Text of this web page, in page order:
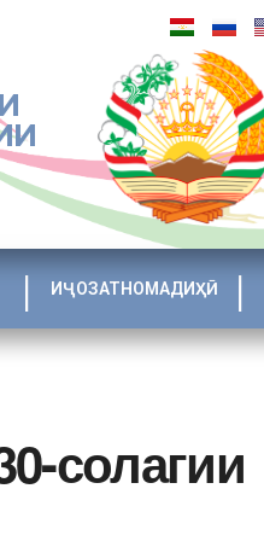
ИҶОЗАТНОМАДИҲӢ
солагии